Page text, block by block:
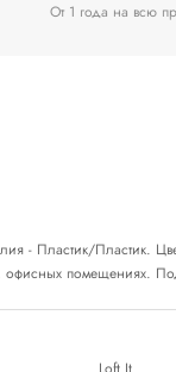
От 1 года на всю
- Пластик/Пластик.
помещениях.